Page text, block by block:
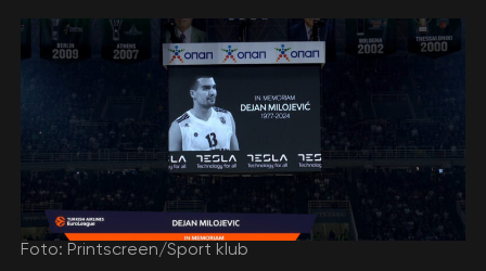
Foto: Printscreen/Sport klub